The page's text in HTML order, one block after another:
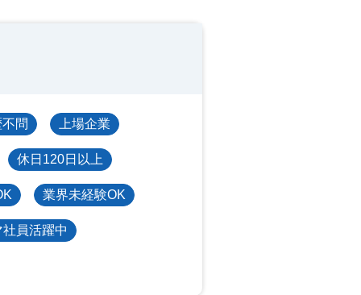
問 上場企業
休日120日以上
業界未経験OK
員活躍中